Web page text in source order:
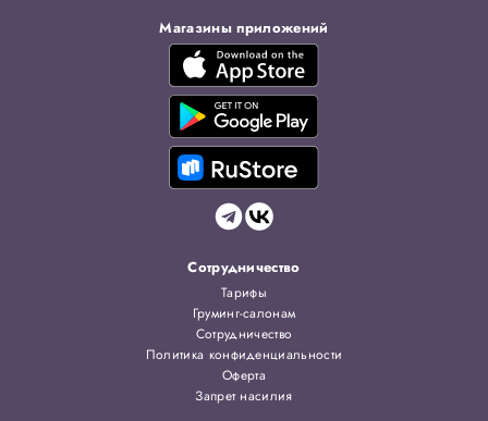
Магазины приложений
Сотрудничество
Тарифы
Груминг-салонам
Сотрудничество
Политика конфиденциальности
Оферта
Запрет насилия